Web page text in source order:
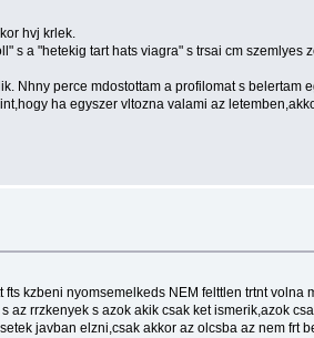
hvj krlek.
s a "hetekig tart hats viagra" s trsai cm szemlyes
Nhny perce mdostottam a profilomat s belertam
ha egyszer vltozna valami az
kzbeni nyomsemelkeds NEM felttlen trtnt volna
az rrzkenyek s azok akik csak ket ismerik,azok
javban elzni,csak akkor az olcsba az nem frt